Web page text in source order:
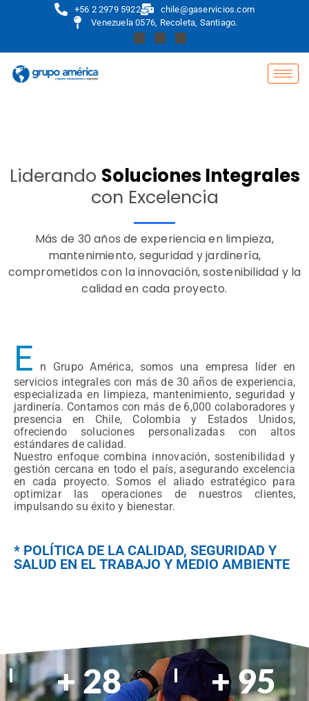
+56 2 2979 5922
chile@gaservicios.com
Venezuela 0576, Recoleta, Santiago.
Liderando Soluciones Integrales
con Excelencia
Más de 30 años de experiencia en limpieza,
mantenimiento, seguridad y jardinería,
comprometidos con la innovación, sostenibilidad y la
calidad en cada proyecto.
E
n Grupo América, somos una empresa líder en
servicios integrales con más de 30 años de experiencia,
especializada en limpieza, mantenimiento, seguridad y
jardinería. Contamos con más de 6,000 colaboradores y
presencia en Chile, Colombia y Estados Unidos,
ofreciendo soluciones personalizadas con altos
estándares de calidad.
Nuestro enfoque combina innovación, sostenibilidad y
gestión cercana en todo el país, asegurando excelencia
en cada proyecto. Somos el aliado estratégico para
optimizar las operaciones de nuestros clientes,
impulsando su éxito y bienestar.
* POLÍTICA DE LA CALIDAD, SEGURIDAD Y
SALUD EN EL TRABAJO Y MEDIO AMBIENTE
+29 +99